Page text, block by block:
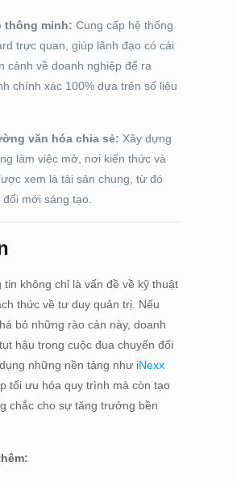
thông minh: Cung cấp hệ thống
trực quan, giúp lãnh đạo có cái
cảnh về doanh nghiệp để ra
chính xác 100% dựa trên số liệu
văn hóa chia sẻ: Xây dựng
làm việc mở, nơi kiến thức và
xem là tài sản chung, từ đó
đổi mới sáng tạo.
tin không chỉ là vấn đề về kỹ thuật
thức về tư duy quản trị. Nếu
bỏ những rào cản này, doanh
hậu trong cuộc đua chuyển đổi
những nền tảng như iNexx
tối ưu hóa quy trình mà còn tạo
chắc cho sự tăng trưởng bền